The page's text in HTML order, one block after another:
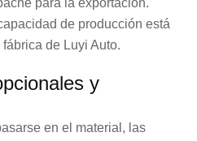
para la exportación.
de producción está
fábrica de Luyi Auto.
y
en el material, las